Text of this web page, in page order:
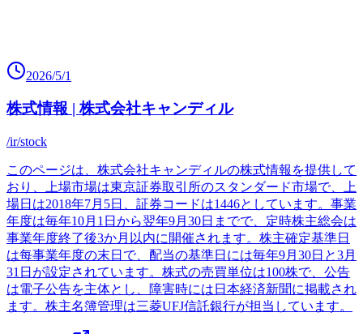
2026/5/1
株式情報 | 株式会社キャンディル
/ir/stock
このページは、株式会社キャンディルの株式情報を提供して
おり、上場市場は東京証券取引所のスタンダード市場で、上
場日は2018年7月5日、証券コードは1446としています。事業
年度は毎年10月1日から翌年9月30日までで、定時株主総会は
事業年度終了後3か月以内に開催されます。株主確定基準日
は每事業年度の末日で、配当の基準日には毎年9月30日と3月
31日が設定されています。株式の売買単位は100株で、公告
は電子公告を主体とし、障害時には日本経済新聞に掲載され
ます。株主名簿管理は三菱UFJ信託銀行が担当しています。